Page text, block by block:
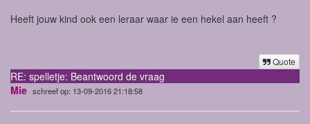
Heeft jouw kind ook een leraar waar ie een hekel aan heeft ?
Quote
RE: spelletje: Beantwoord de vraag
Mie schreef op: 13-09-2016 21:18:58